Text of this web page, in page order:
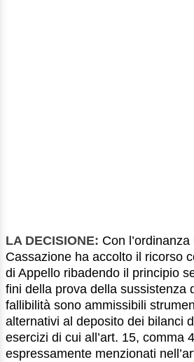
LA DECISIONE: Con
Cassazione ha accolto il ricorso
di Appello ribadendo il principio
fini della prova della sussistenza
fallibilità sono ammissibili
alternativi al deposito dei bilanci
esercizi di cui all’art. 15, comma
espressamente menzionati